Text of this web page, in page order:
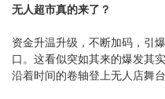
无人超市真的来了？
资金升温升级，不断加码，引
口。这看似突如其来的爆发其
沿着时间的卷轴登上无人店舞